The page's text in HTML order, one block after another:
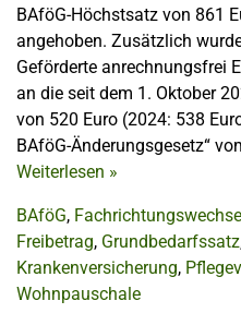
BAföG-Höchstsatz von 861
angehoben. Zusätzlich
Geförderte anrechnungsfrei
an die seit dem 1. Oktober
von 520 Euro (2024: 538
BAföG-Änderungsgesetz“
Weiterlesen »
BAföG,
Freibetrag, Grundbedarfssatz
Krankenversicherung,
Wohnpauschale